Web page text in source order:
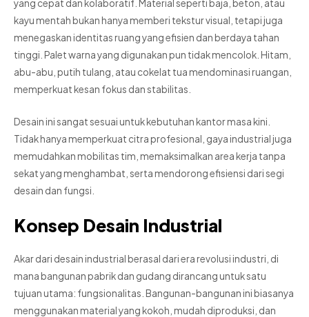
yang cepat dan kolaboratif. Material seperti baja, beton, atau
kayu mentah bukan hanya memberi tekstur visual, tetapi juga
menegaskan identitas ruang yang efisien dan berdaya tahan
tinggi. Palet warna yang digunakan pun tidak mencolok. Hitam,
abu-abu, putih tulang, atau cokelat tua mendominasi ruangan,
memperkuat kesan fokus dan stabilitas.
Desain ini sangat sesuai untuk kebutuhan kantor masa kini.
Tidak hanya memperkuat citra profesional, gaya industrial juga
memudahkan mobilitas tim, memaksimalkan area kerja tanpa
sekat yang menghambat, serta mendorong efisiensi dari segi
desain dan fungsi.
Konsep Desain Industrial
Akar dari desain industrial berasal dari era revolusi industri, di
mana bangunan pabrik dan gudang dirancang untuk satu
tujuan utama: fungsionalitas. Bangunan-bangunan ini biasanya
menggunakan material yang kokoh, mudah diproduksi, dan